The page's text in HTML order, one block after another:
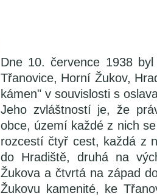
Dne 10. července 1938
Třanovice, Horní Žukov,
kámen" v souvislosti s
Jeho zvláštností je, že
obce, území každé z nich
rozcestí čtyř cest, každá z
do Hradiště, druhá na
Žukova a čtvrtá na západ
Žukovu kamenité, ke